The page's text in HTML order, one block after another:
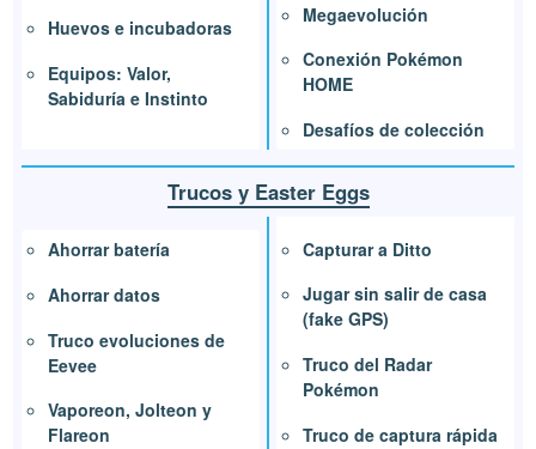
Huevos e incubadoras
Equipos: Valor,
Sabiduría e Instinto
Megaevolución
Conexión Pokémon
HOME
Desafíos de colección
Trucos y Easter Eggs
Ahorrar batería
Ahorrar datos
Truco evoluciones de
Eevee
Vaporeon, Jolteon y
Flareon
Capturar a Ditto
Jugar sin salir de casa
(fake GPS)
Truco del Radar
Pokémon
Truco de captura rápida